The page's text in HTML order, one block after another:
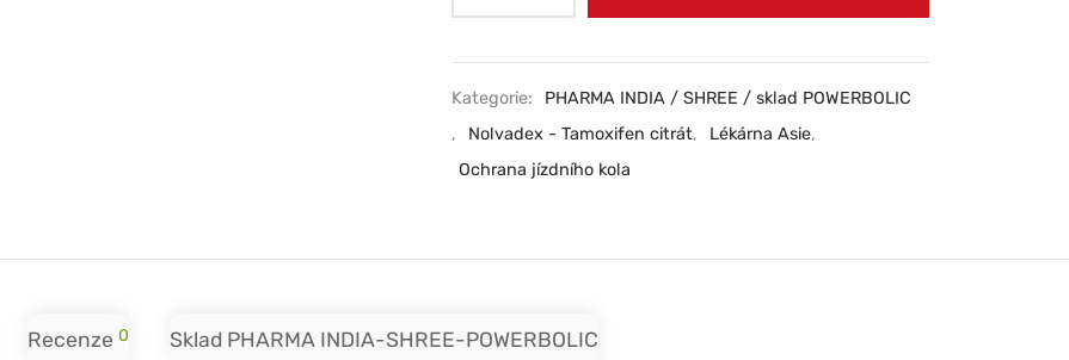
Kategorie:
PHARMA INDIA / SHREE / sklad POWERBOLIC
,
Nolvadex - Tamoxifen citrát, Lékárna Asie,
Ochrana jízdního kola
Recenze 0 Sklad PHARMA INDIA-SHREE-POWERBOLIC